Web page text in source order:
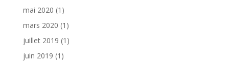
mai 2020 (1)
mars 2020 (1)
juillet 2019 (1)
juin 2019 (1)